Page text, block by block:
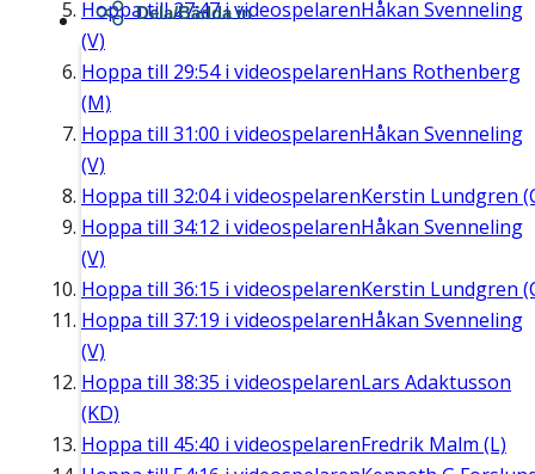
Hoppa till27:47i videospelarenHåkan Svenneling
(V)
Hoppa till 29:54i videospelarenHans Rothenberg
(M)
Hoppa till 31:00 i videospelarenHåkan Svenneling
(V)
Hoppa till 32:04i videospelarenKerstin Lundgren
Hoppa till 34:12 i videospelarenHåkan Svenneling
(V)
Hoppa till 36:15 i videospelarenKerstin Lundgren
Hoppa till 37:19 i videospelarenHåkan Svenneling
(V)
Hoppa till 38:35 i videospelarenLars Adaktusson
(KD)
Hoppa till 45:40 i videospelarenFredrik Malm (L)
Dela/Bädda in